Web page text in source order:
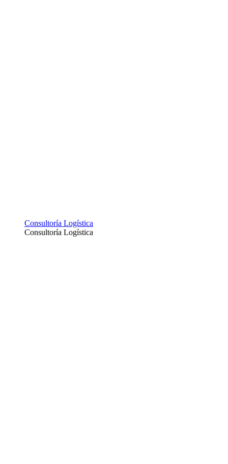
Consultoría Logística
Consultoría Logística